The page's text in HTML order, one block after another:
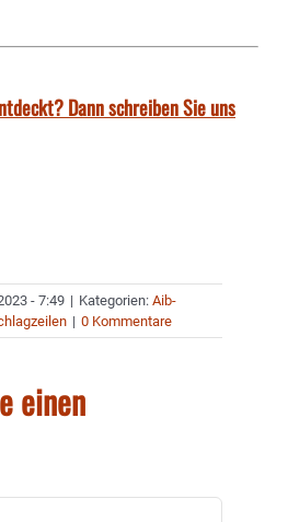
Dann schreiben Sie uns
- 7:49 | Kategorien: Aib-
| 0 Kommentare
einen